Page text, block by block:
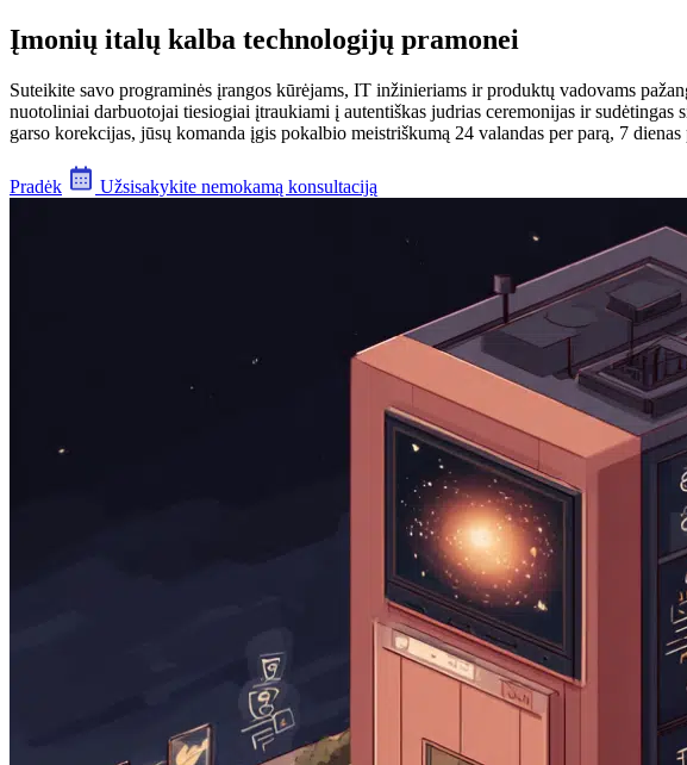
Įmonių italų kalba technologijų pramonei
Suteikite savo programinės įrangos kūrėjams, IT inžinieriams ir produktų vadovams
nuotoliniai darbuotojai tiesiogiai įtraukiami į autentiškas judrias ceremonijas ir
garso korekcijas, jūsų komanda įgis pokalbio meistriškumą 24 valandas per parą, 7
Pradėk Užsisakykite nemokamą konsultaciją